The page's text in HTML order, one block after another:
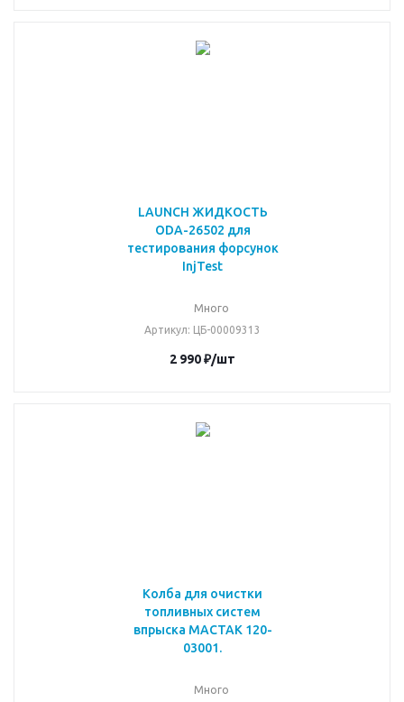
LAUNCH ЖИДКОСТЬ
ODA-26502 для
тестирования форсунок
InjTest
Много
Артикул: ЦБ-00009313
2 990₽/шт
Колба для очистки
топливных систем
впрыска МАСТАК 120-
03001.
Много